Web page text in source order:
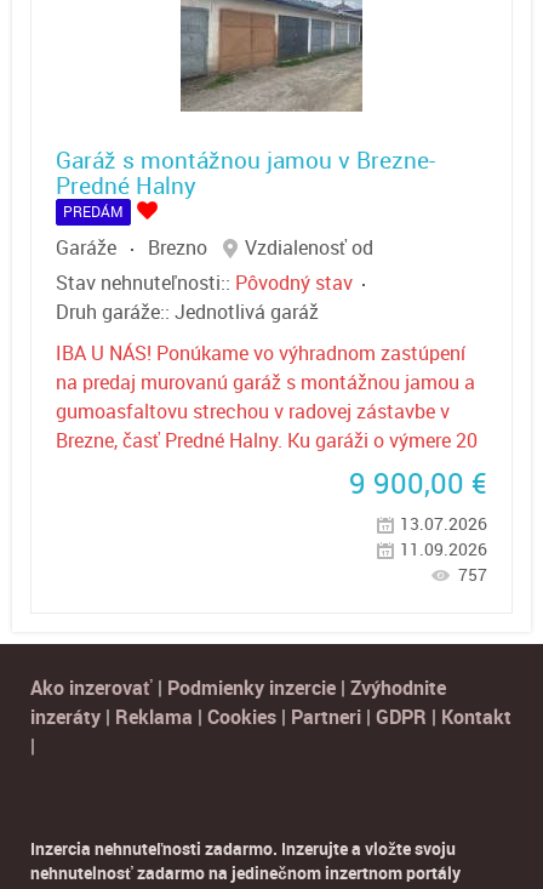
Garáž s montážnou jamou v Brezne-
Predné Halny
PREDÁM
Garáže Brezno
Vzdialenosť od
Stav nehnuteľnosti:: Pôvodný stav
Druh garáže:: Jednotlivá garáž
IBA U NÁS! Ponúkame vo výhradnom zastúpení
na predaj murovanú garáž s montážnou jamou a
gumoasfaltovu strechou v radovej zástavbe v
Brezne, časť Predné Halny. Ku garáži o výmere 20
9 900,00 €
13.07.2026
11.09.2026
757
Ako inzerovať Podmienky inzercie
Zvýhodnite
inzeráty
Reklama Cookies Partneri GDPR
Kontakt
Inzercia nehnuteľnosti zadarmo. Inzerujte a vložte svoju
nehnutelnosť zadarmo na jedinečnom inzertnom portály